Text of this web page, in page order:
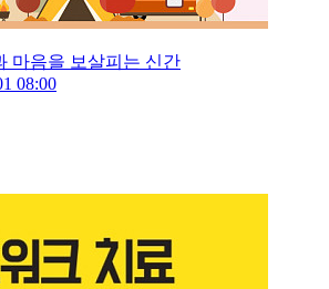
마음을 보살피는 신간
08:00